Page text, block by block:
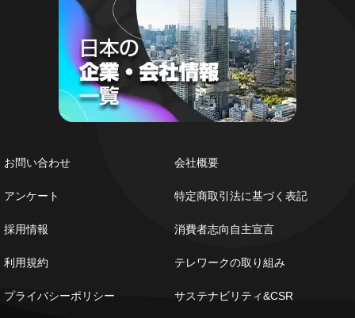
お問い合わせ
アンケート
採用情報
利用規約
プライバシーポリシー
会社概要
特定商取引法に基づく表記
消費者志向自主宣言
テレワークの取り組み
サステナビリティ&CSR